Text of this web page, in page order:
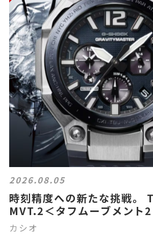
2026.08.05
時刻精度への新たな挑戦。
MVT.2＜タフムーブメント2
カシオ